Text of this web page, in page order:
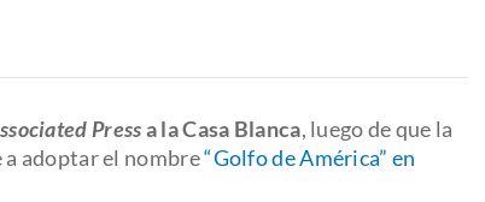
Pressa la Casa Blanca, luego de que la
adoptar el nombre“Golfo de América” en